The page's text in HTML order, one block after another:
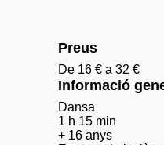
Preus
De 16 € a 32 €
Informació
Dansa
1 h 15 min
+ 16 anys